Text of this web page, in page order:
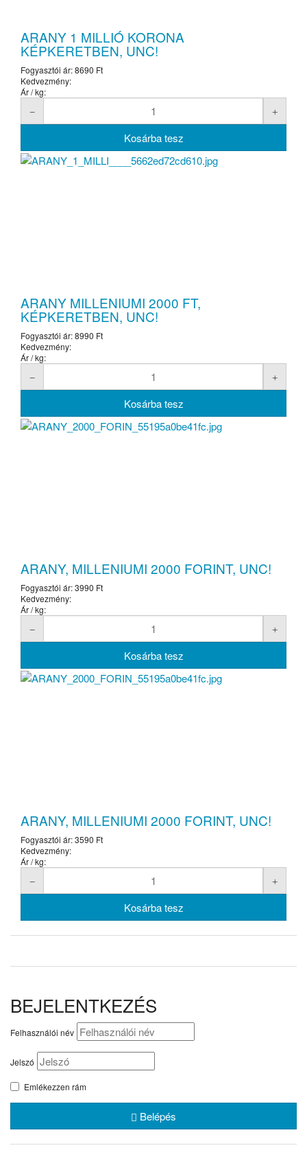
ARANY 1 MILLIÓ KORONA
KÉPKERETBEN, UNC!
Fogyasztói ár:8690 Ft
Kedvezmény:
Ár / kg:
ARANY MILLENIUMI 2000 FT,
KÉPKERETBEN, UNC!
Fogyasztói ár:8990 Ft
Kedvezmény:
Ár / kg:
ARANY, MILLENIUMI 2000 FORINT, UNC!
Fogyasztói ár:3990 Ft
Kedvezmény:
Ár / kg:
ARANY, MILLENIUMI 2000 FORINT, UNC!
Fogyasztói ár:3590 Ft
Kedvezmény:
Ár / kg:
BEJELENTKEZÉS
Felhasználói név
Jelszó
Emlékezzen rám
Belépés